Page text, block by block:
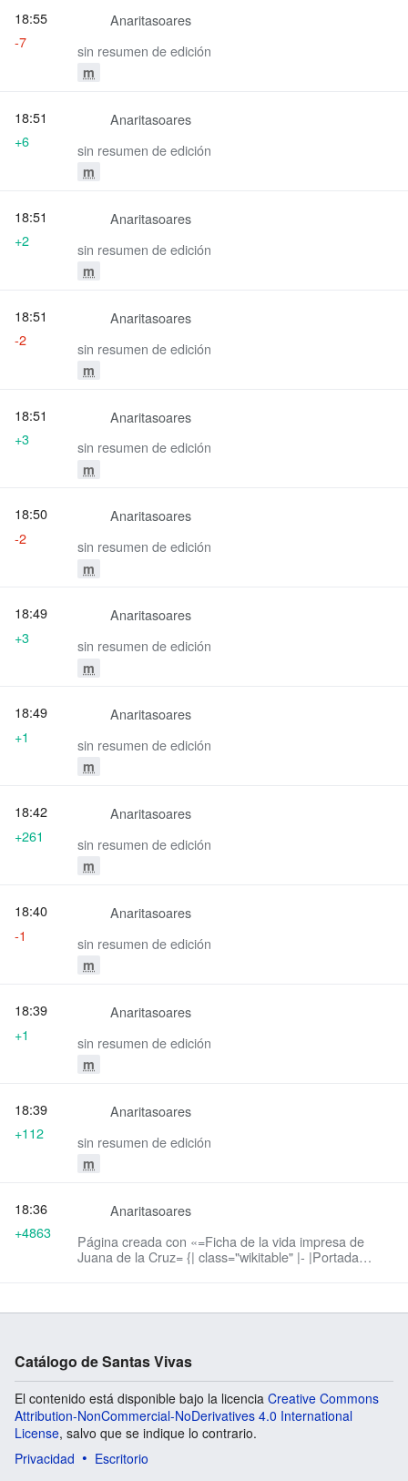
Anaritasoares
sin resumen de edición
m
18:55
-7
Anaritasoares
sin resumen de edición
m
18:51
+6
Anaritasoares
sin resumen de edición
m
18:51
+2
Anaritasoares
sin resumen de edición
m
18:51
-2
Anaritasoares
sin resumen de edición
m
18:51
+3
Anaritasoares
sin resumen de edición
m
18:50
-2
Anaritasoares
sin resumen de edición
m
18:49
+3
Anaritasoares
sin resumen de edición
m
18:49
+1
Anaritasoares
sin resumen de edición
m
18:42
+261
Anaritasoares
sin resumen de edición
m
18:40
-1
Anaritasoares
sin resumen de edición
m
18:39
+1
Anaritasoares
sin resumen de edición
m
18:39
+112
Anaritasoares
Página creada con «=Ficha de la vida impresa de
Juana de la Cruz= {| class="wikitable" |- |Portada
18:36
+4863
Catálogo de Santas Vivas
El contenido está disponible bajo la licencia Creative Commons
Attribution-NonCommercial-NoDerivatives 4.0 International
License, salvo que se indique lo contrario.
Privacidad
Escritorio